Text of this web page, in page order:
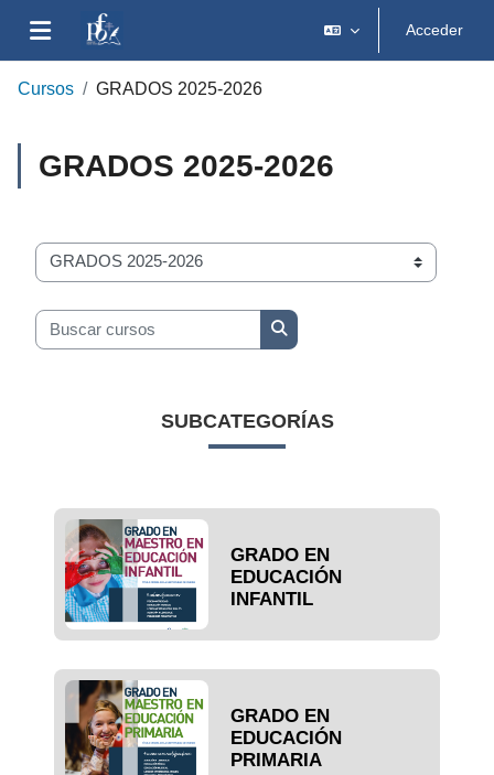
Salta al contenido principal
Panel lateral
Acceder
Cursos GRADOS 2025-2026
GRADOS 2025-2026
Categorías
Buscar cursos
Buscar cursos
SUBCATEGORÍAS
GRADO EN
EDUCACIÓN
INFANTIL
GRADO EN
EDUCACIÓN
PRIMARIA